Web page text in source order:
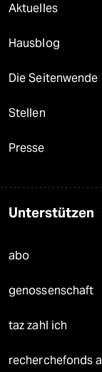
Aktuelles
Hausblog
Die Seitenwende
Stellen
Presse
Unterstützen
abo
genossenschaft
taz zahl ich
recherchefonds